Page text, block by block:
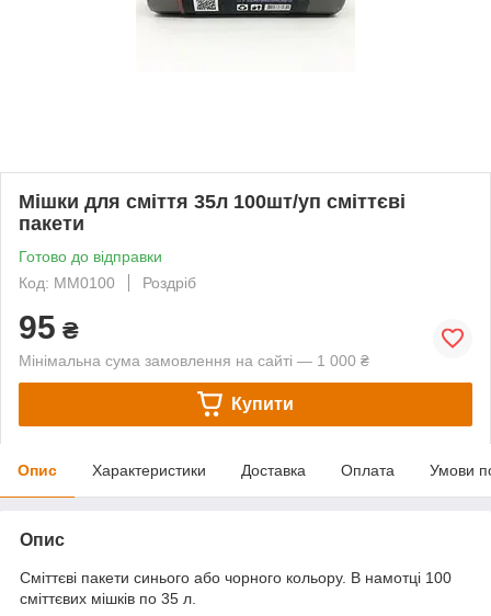
Мішки для сміття 35л 100шт/уп сміттєві
пакети
Готово до відправки
Код: MM0100
Роздріб
95 ₴
Мінімальна сума замовлення на сайті — 1 000 ₴
Купити
Опис Характеристики Доставка Оплата Умови
Опис
Сміттєві пакети синього або чорного кольору. В намотці 100
сміттєвих мішків по 35 л.